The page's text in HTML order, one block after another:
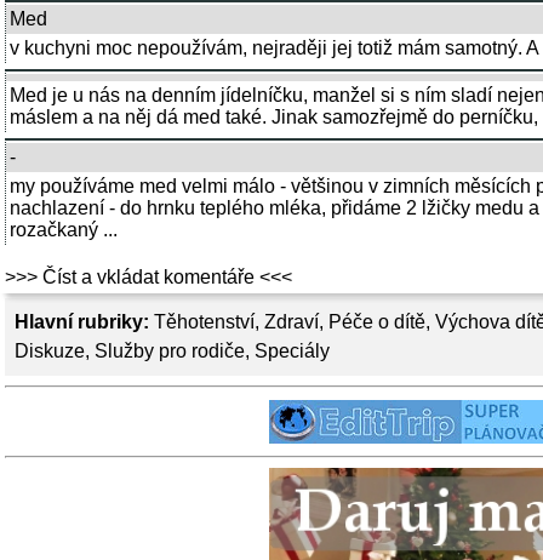
Hlavní rubriky: Těhotenství, Zdraví, Péče o dítě, Výchova
Diskuze, Služby pro rodiče, Speciály
Med
v kuchyni moc nepoužívám, nejraději jej totiž mám samotný.
Med je u nás na denním jídelníčku, manžel si s ním sladí
máslem a na něj dá med také. Jinak samozřejmě do
-
my používáme med velmi málo - většinou v zimních měsících
nachlazení - do hrnku teplého mléka, přidáme 2 lžičky medu
rozačkaný ...
>>> Číst a vkládat komentáře <<<